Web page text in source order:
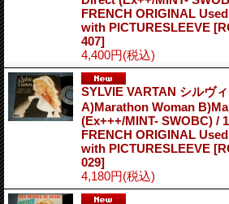
FRENCH ORIGINAL
with PICTURESLEEVE
407]
4,400円(税込)
SYLVIE VARTAN シルヴ
A)Marathon Woman
(Ex+++/MINT- SWOBC) /
FRENCH ORIGINAL
with PICTURESLEEVE
029]
4,180円(税込)